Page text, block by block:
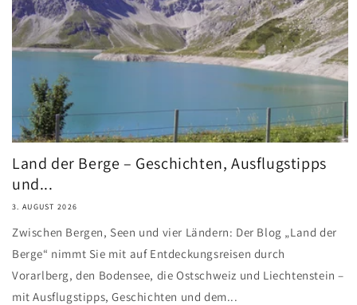
Land der Berge – Geschichten, Ausflugstipps
und...
3. AUGUST 2026
Zwischen Bergen, Seen und vier Ländern: Der Blog „Land der
Berge“ nimmt Sie mit auf Entdeckungsreisen durch
Vorarlberg, den Bodensee, die Ostschweiz und Liechtenstein –
mit Ausflugstipps, Geschichten und dem...